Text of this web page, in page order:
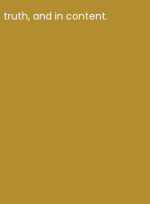
truth, and in content.